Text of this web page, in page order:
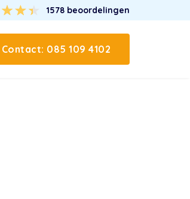
1578 beoordelingen
Contact: 085 109 4102